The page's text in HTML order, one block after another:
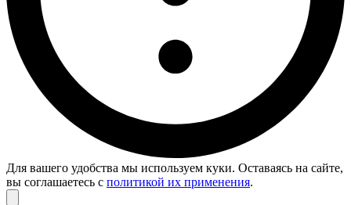
Для вашего удобства мы используем куки. Оставаясь на сайте,
вы соглашаетесь с политикой их применения.